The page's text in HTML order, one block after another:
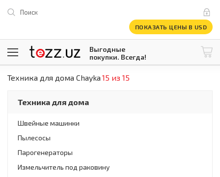
Поиск
ПОКАЗАТЬ ЦЕНЫ В USD
Выгодные
покупки. Всегда!
1 USD = 12 296.16 сум\
Все категории
Компьютеры и оргтехника
Телевизоры
Климатическая техника
Климатическая техника
Встраиваемая техника
Крупнобытовая техника
Техника для дома Chayka 15 из 15
Техника для дома
Швейные машинки
Пылесосы
Парогенераторы
Измельчитель под раковину